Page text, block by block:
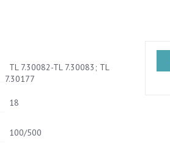
TL 7.30082-TL 7.30083; TL
7.30177
18
100/500